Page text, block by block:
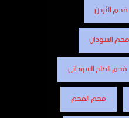
فحم الأردن
فحم السودان
فحم الطلح السودانى
فحم الفحم